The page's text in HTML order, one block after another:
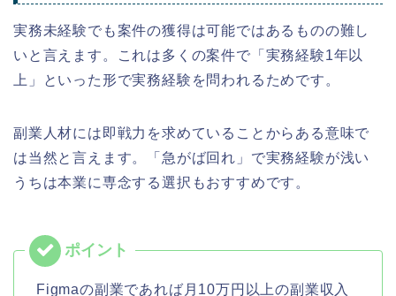
実務未経験でも案件の獲得は可能ではあるものの難し
いと言えます。これは多くの案件で「実務経験1年以
上」といった形で実務経験を問われるためです。
副業人材には即戦力を求めていることからある意味で
は当然と言えます。「急がば回れ」で実務経験が浅い
うちは本業に専念する選択もおすすめです。
Figmaの副業であれば月10万円以上の副業収入